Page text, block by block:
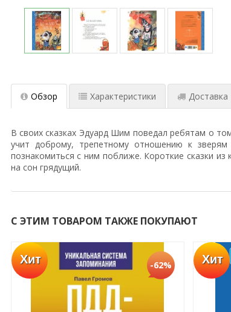
Обзор Характеристики Доставка
В своих сказках Эдуард Шим поведал ребятам о
учит доброму, трепетному отношению к
познакомиться с ним поближе. Короткие сказки
на сон грядущий.
С ЭТИМ ТОВАРОМ ТАКЖЕ ПОКУПАЮТ
Хит -62% Хит